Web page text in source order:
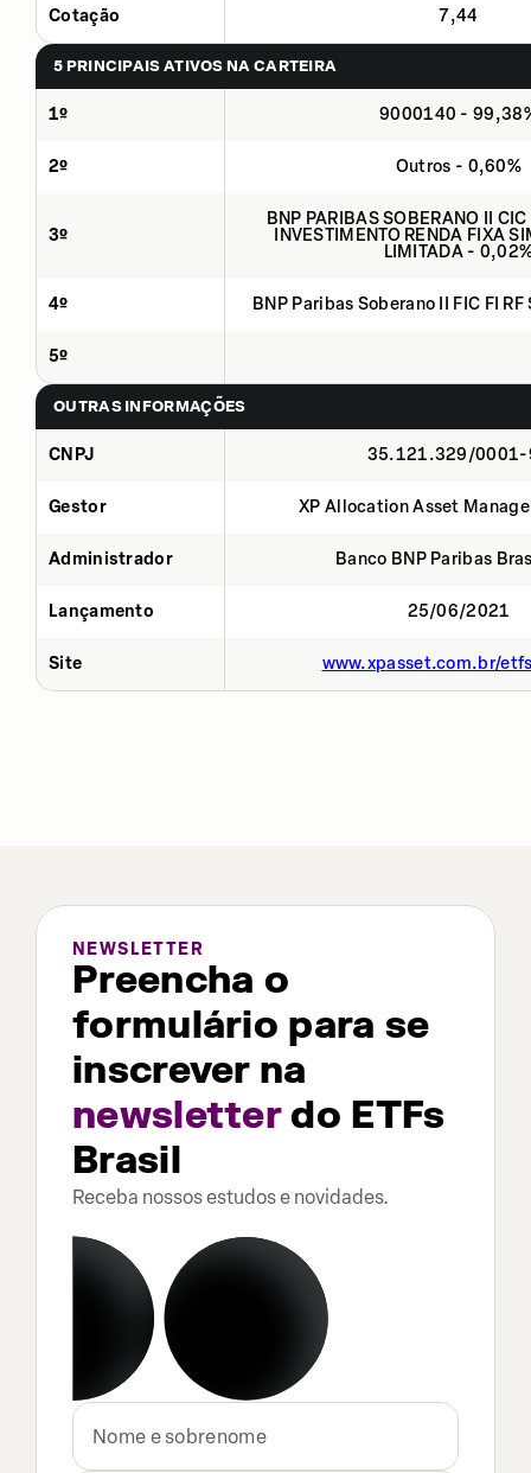
Cotação 7,44
5 PRINCIPAIS ATIVOS NA CARTEIRA
1º 9000140 -
2º Outros - 0,60%
3º
BNP PARIBAS SOBERANO II
INVESTIMENTO RENDA FIXA
LIMITADA -
4º BNP Paribas Soberano II FIC FI
5º
OUTRAS INFORMAÇÕES
CNPJ 35.121.329/0001-
Gestor XP Allocation Asset
Administrador Banco BNP Paribas
Lançamento 25/06/2021
Site www.xpasset.com.br/
NEWSLETTER
Preencha o
formulário para se
inscrever na
newsletterdo ETFs
Brasil
Receba nossos estudos e novidades.